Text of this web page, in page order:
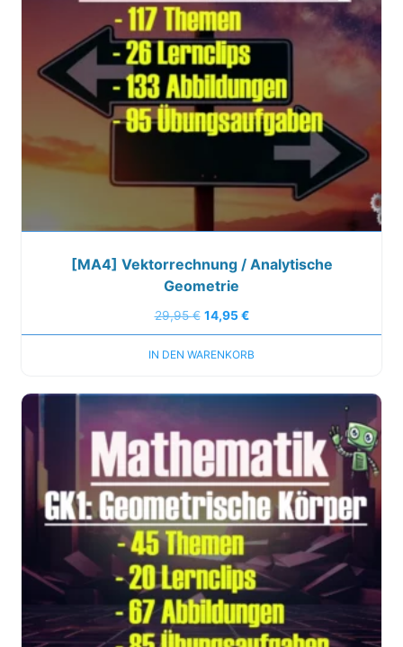
[MA4] Vektorrechnung / Analytische
Geometrie
29,95€ 14,95€
IN DEN WARENKORB